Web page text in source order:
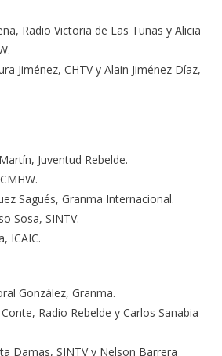
Radio Victoria de Las Tunas y Alicia
Jiménez, CHTV y Alain Jiménez Díaz,
Juventud Rebelde.
Sagués, Granma Internacional.
Sosa, SINTV.
ICAIC.
González, Granma.
Radio Rebelde y Carlos Sanabia
Damas, SINTV y Nelson Barrera